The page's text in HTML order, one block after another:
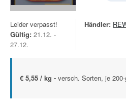
Leider verpasst!
Gültig: 21.12. -
27.12.
Händler:
€ 5,55 / kg - versch. Sorten, je